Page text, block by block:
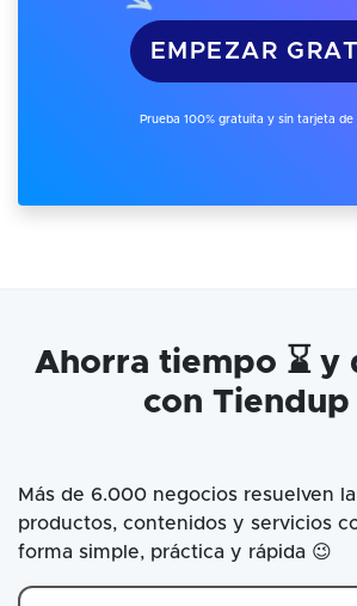
EMPEZAR
Prueba 100% gratuita y sin tarjeta de
Ahorra tiempo ⌛ y
con Tiendup
Más de 6.000 negocios resuelven
productos, contenidos y servicios
forma simple, práctica y rápida 😉